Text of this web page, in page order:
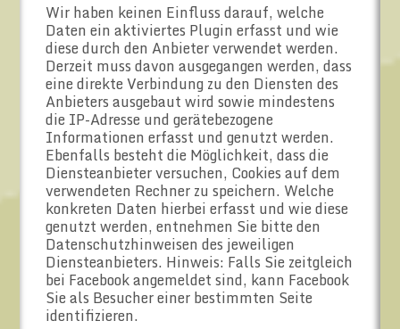
Wir haben keinen Einfluss darauf, welche
Daten ein aktiviertes Plugin erfasst und wie
diese durch den Anbieter verwendet werden.
Derzeit muss davon ausgegangen werden, dass
eine direkte Verbindung zu den Diensten des
Anbieters ausgebaut wird sowie mindestens
die IP-Adresse und gerätebezogene
Informationen erfasst und genutzt werden.
Ebenfalls besteht die Möglichkeit, dass die
Diensteanbieter versuchen, Cookies auf dem
verwendeten Rechner zu speichern. Welche
konkreten Daten hierbei erfasst und wie diese
genutzt werden, entnehmen Sie bitte den
Datenschutzhinweisen des jeweiligen
Diensteanbieters. Hinweis: Falls Sie zeitgleich
bei Facebook angemeldet sind, kann Facebook
Sie als Besucher einer bestimmten Seite
identifizieren.